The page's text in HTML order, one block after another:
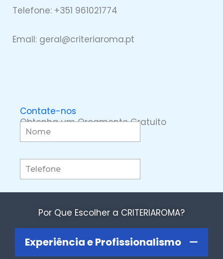
Telefone: +351 961021774
Email: geral@criteriaroma.pt
Contate-nos
Obtenha um Orçamento Gratuito
Por Que Escolher a CRITERIAROMA?
Experiência e Profissionalismo